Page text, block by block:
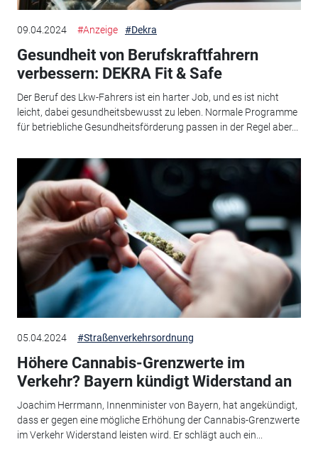
09.04.2024 #Anzeige #Dekra
Gesundheit von Berufskraftfahrern
verbessern: DEKRA Fit & Safe
Der Beruf des Lkw-Fahrers ist ein harter Job, und es ist nicht
leicht, dabei gesundheitsbewusst zu leben. Normale Programme
für betriebliche Gesundheitsförderung passen in der Regel aber...
05.04.2024 #Straßenverkehrsordnung
Höhere Cannabis-Grenzwerte im
Verkehr? Bayern kündigt Widerstand an
Joachim Herrmann, Innenminister von Bayern, hat angekündigt,
dass er gegen eine mögliche Erhöhung der Cannabis-Grenzwerte
im Verkehr Widerstand leisten wird. Er schlägt auch ein...